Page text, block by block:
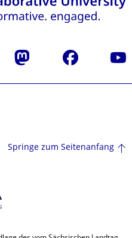
Mastodon Facebook
Springe zum Seitenanfang